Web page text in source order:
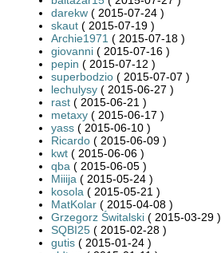
darekw ( 2015-07-24 )
skaut ( 2015-07-19 )
Archie1971 ( 2015-07-18 )
giovanni ( 2015-07-16 )
pepin ( 2015-07-12 )
superbodzio ( 2015-07-07 )
lechulysy ( 2015-06-27 )
rast ( 2015-06-21 )
metaxy ( 2015-06-17 )
yass ( 2015-06-10 )
Ricardo ( 2015-06-09 )
kwt ( 2015-06-06 )
qba ( 2015-06-05 )
Miiija ( 2015-05-24 )
kosola ( 2015-05-21 )
MatKolar ( 2015-04-08 )
Grzegorz Świtalski ( 2015-03-29 )
SQBI25 ( 2015-02-28 )
gutis ( 2015-01-24 )